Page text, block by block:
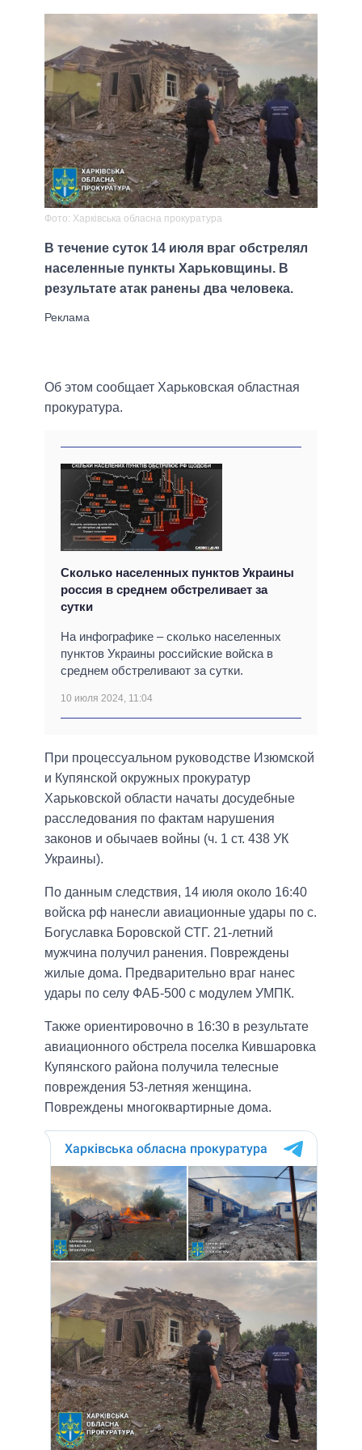
Фото: Харківська обласна прокуратура
В течение суток 14 июля враг обстрелял
населенные пункты Харьковщины. В
результате атак ранены два человека.
Об этом сообщает Харьковская областная
прокуратура.
Сколько населенных пунктов Украины
россия в среднем обстреливает за
сутки
На инфографике – сколько населенных
пунктов Украины российские войска в
среднем обстреливают за сутки.
10 июля 2024, 11:04
При процессуальном руководстве Изюмской
и Купянской окружных прокуратур
Харьковской области начаты досудебные
расследования по фактам нарушения
законов и обычаев войны (ч. 1 ст. 438 УК
Украины).
По данным следствия, 14 июля около 16:40
войска рф нанесли авиационные удары по с.
Богуславка Боровской СТГ. 21-летний
мужчина получил ранения. Повреждены
жилые дома. Предварительно враг нанес
удары по селу ФАБ-500 с модулем УМПК.
Также ориентировочно в 16:30 в результате
авиационного обстрела поселка Кившаровка
Купянского района получила телесные
повреждения 53-летняя женщина.
Повреждены многоквартирные дома.